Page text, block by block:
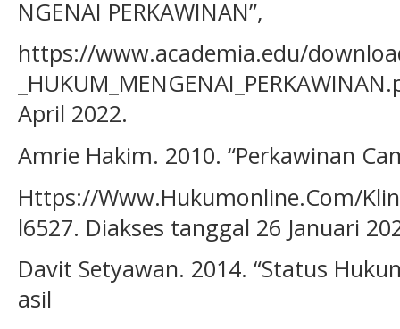
NGENAI PERKAWINAN”,
https://www.academia.edu/
April 2022.
Amrie Hakim. 2010. “Perkawinan
Https://Www.Hukumonline.Com/
l6527. Diakses tanggal 26 Januari
Davit Setyawan. 2014. “Status
asil